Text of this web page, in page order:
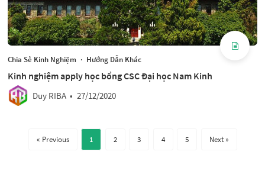
Chia Sẻ Kinh Nghiệm · Hướng Dẫn Khác
Kinh nghiệm apply học bổng CSC Đại học Nam Kinh
Duy RIBA • 27/12/2020
« Previous 1 2 3 4 5 Next »